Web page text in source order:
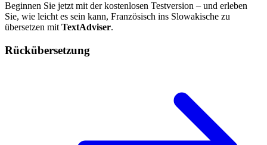
Beginnen Sie jetzt mit der kostenlosen Testversion – und erleben
Sie, wie leicht es sein kann, Französisch ins Slowakische zu
übersetzen mit TextAdviser.
Rückübersetzung